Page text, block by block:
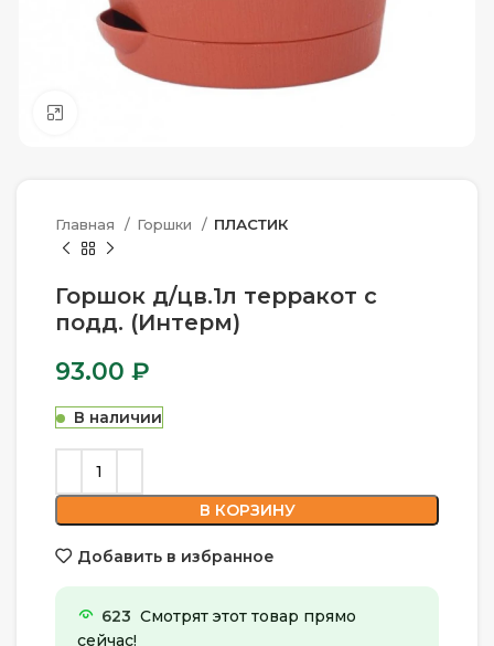
Главная Горшки ПЛАСТИК
Горшок д/цв.1л терракот с
подд. (Интерм)
93.00 ₽
В наличии
В КОРЗИНУ
Добавить в избранное
623 Смотрят этот товар прямо
сейчас!